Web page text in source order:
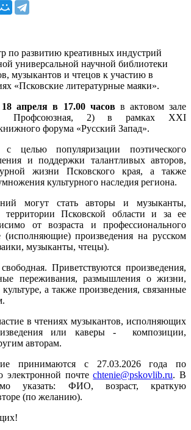
по развитию креативных индустрий
универсальной научной библиотеки
музыкантов и чтецов к участию в
«Псковские литературные маяки».
18 апреля в 17.00 часовв актовом зале
Профсоюзная, 2) в рамках XXI
форума «Русский Запад».
целью популяризации поэтического
и поддержки талантливых авторов,
жизни Псковского края, а также
культурного наследия региона.
могут стать авторы и музыканты,
Псковской области и за ее
от возраста и профессионального
(исполняющие) произведения на русском
музыканты, чтецы).
Приветствуются произведения,
переживания, размышления о жизни,
а также произведения, связанные
в чтениях музыкантов, исполняющих
или каверы - композиции,
авторам.
принимаются с 27.03.2026 года по
электронной почтеchtenie@pskovlib.ru. В
указать: ФИО, возраст, краткую
(по желанию).